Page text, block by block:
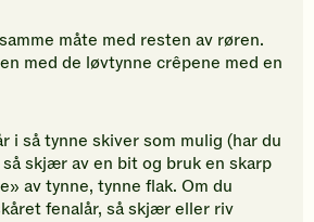
måte med resten av røren.
med de løvtynne crêpene med en
i så tynne skiver som mulig (har du
skjær av en bit og bruk en skarp
av tynne, tynne flak. Om du
fenalår, så skjær eller riv